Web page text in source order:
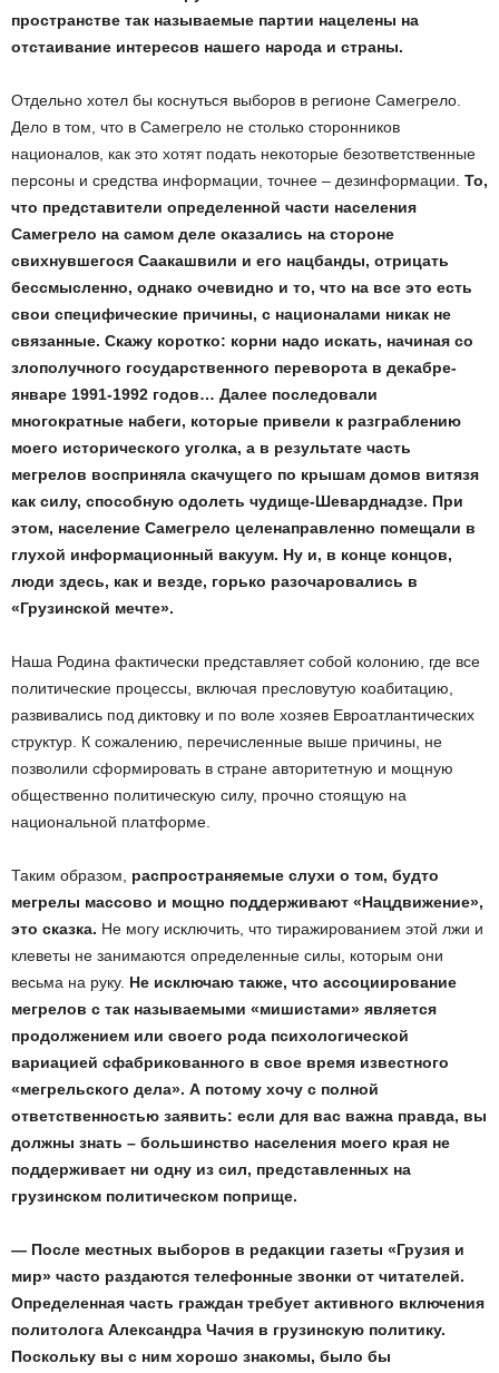
пространстве так называемые партии нацелены на
отстаивание интересов нашего народа и страны.
Отдельно хотел бы коснуться выборов в регионе Самегрело.
Дело в том, что в Самегрело не столько сторонников
националов, как это хотят подать некоторые безответственные
персоны и средства информации, точнее – дезинформации. То,
что представители определенной части населения
Самегрело на самом деле оказались на стороне
свихнувшегося Саакашвили и его нацбанды, отрицать
бессмысленно, однако очевидно и то, что на все это есть
свои специфические причины, с националами никак не
связанные. Скажу коротко: корни надо искать, начиная со
злополучного государственного переворота в декабре-
январе 1991-1992 годов… Далее последовали
многократные набеги, которые привели к разграблению
моего исторического уголка, а в результате часть
мегрелов восприняла скачущего по крышам домов витязя
как силу, способную одолеть чудище-Шеварднадзе. При
этом, население Самегрело целенаправленно помещали в
глухой информационный вакуум. Ну и, в конце концов,
люди здесь, как и везде, горько разочаровались в
«Грузинской мечте».
Наша Родина фактически представляет собой колонию, где все
политические процессы, включая пресловутую коабитацию,
развивались под диктовку и по воле хозяев Евроатлантических
структур. К сожалению, перечисленные выше причины, не
позволили сформировать в стране авторитетную и мощную
общественно политическую силу, прочно стоящую на
национальной платформе.
Таким образом, распространяемые слухи о том, будто
мегрелы массово и мощно поддерживают «Нацдвижение»,
это сказка. Не могу исключить, что тиражированием этой лжи и
клеветы не занимаются определенные силы, которым они
весьма на руку. Не исключаю также, что ассоциирование
мегрелов с так называемыми «мишистами» является
продолжением или своего рода психологической
вариацией сфабрикованного в свое время известного
«мегрельского дела». А потому хочу с полной
ответственностью заявить: если для вас важна правда, вы
должны знать – большинство населения моего края не
поддерживает ни одну из сил, представленных на
грузинском политическом поприще.
— После местных выборов в редакции газеты «Грузия и
мир» часто раздаются телефонные звонки от читателей.
Определенная часть граждан требует активного включения
политолога Александра Чачия в грузинскую политику.
Поскольку вы с ним хорошо знакомы, было бы